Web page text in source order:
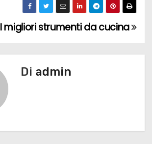
I migliori strumenti da cucina
Di admin